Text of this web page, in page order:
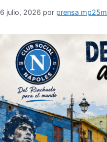
6 julio, 2026 por prensa mp25m